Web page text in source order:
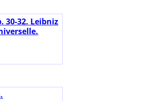
30-32. Leibniz